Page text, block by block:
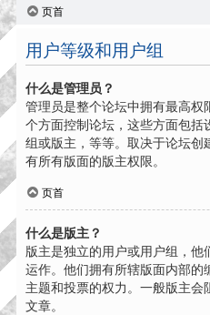
页首
用户等级和用户组
什么是管理员？
管理员是整个论坛中拥有最高权
个方面控制论坛，这些方面包括
组或版主，等等。取决于论坛创
有所有版面的版主权限。
页首
什么是版主？
版主是独立的用户或用户组，他
运作。他们拥有所辖版面内部的
主题和投票的权力。一般版主
文章。